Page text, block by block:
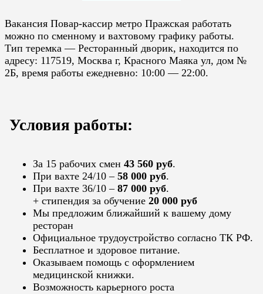
Вакансия Повар-кассир метро Пражская работать
можно по сменному и вахтовому графику работы.
Тип теремка — Ресторанный дворик, находится по
адресу: 117519, Москва г, Красного Маяка ул, дом №
2Б, время работы ежедневно: 10:00 — 22:00.
Условия работы:
За 15 рабочих смен 43 560 руб.
При вахте 24/10 – 58 000 руб.
При вахте 36/10 – 87 000 руб.
+ стипендия за обучение 20 000 руб
Мы предложим ближайший к вашему дому
ресторан
Официальное трудоустройство согласно ТК РФ.
Бесплатное и здоровое питание.
Оказываем помощь с оформлением
медицинской книжки.
Возможность карьерного роста